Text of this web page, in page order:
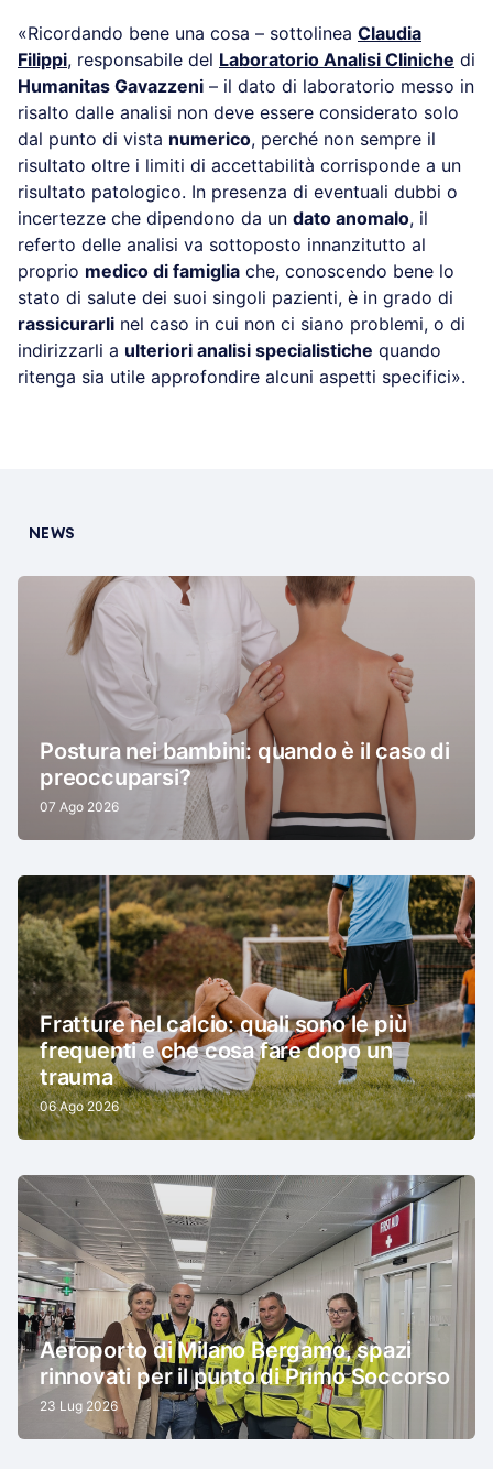
«Ricordando bene una cosa – sottolinea Claudia
Filippi, responsabile del Laboratorio Analisi Cliniche di
Humanitas Gavazzeni – il dato di laboratorio messo in
risalto dalle analisi non deve essere considerato solo
dal punto di vista numerico, perché non sempre il
risultato oltre i limiti di accettabilità corrisponde a un
risultato patologico. In presenza di eventuali dubbi o
incertezze che dipendono da un dato anomalo, il
referto delle analisi va sottoposto innanzitutto al
proprio medico di famiglia che, conoscendo bene lo
stato di salute dei suoi singoli pazienti, è in grado di
rassicurarli nel caso in cui non ci siano problemi, o di
indirizzarli a ulteriori analisi specialistiche quando
ritenga sia utile approfondire alcuni aspetti specifici».
NEWS
Postura nei bambini: quando è il caso di
preoccuparsi?
07 Ago 2026
Fratture nel calcio: quali sono le più
frequenti e che cosa fare dopo un
trauma
06 Ago 2026
Aeroporto di Milano Bergamo, spazi
rinnovati per il punto di Primo Soccorso
23 Lug 2026